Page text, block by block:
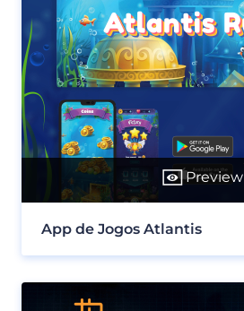
Preview
App de Jogos Atlantis